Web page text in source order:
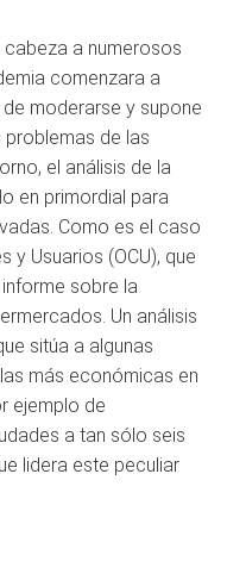
a numerosos
comenzara a
moderarse y supone
de las
el análisis de la
en primordial para
Como es el caso
y Usuarios (OCU), que
sobre la
Un análisis
sitúa a algunas
más económicas en
ejemplo de
a tan sólo seis
lidera este peculiar